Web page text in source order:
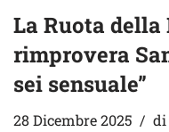
La Ruota
rimprovera
sei sensuale”
28 Dicembre 2025 di